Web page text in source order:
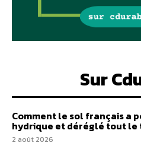
Sur
Comment le sol français a
hydrique et déréglé tout
2 août 2026